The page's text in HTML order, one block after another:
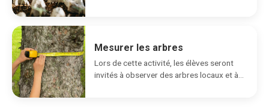
Mesurer les arbres
Lors de cette activité, les élèves seront
invités à observer des arbres locaux et à...